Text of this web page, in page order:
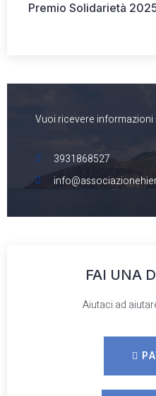
Premio Solidarietà
Vuoi ricevere informazioni
3931868527
FAI UNA
Aiutaci ad